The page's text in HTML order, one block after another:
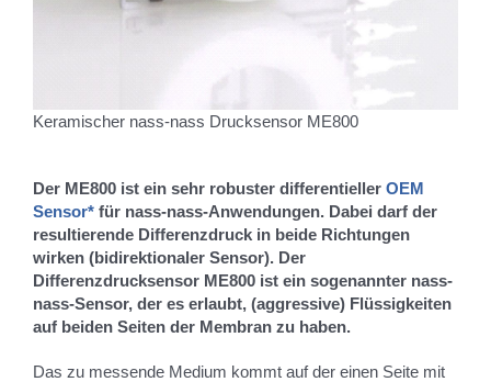
Keramischer nass-nass Drucksensor ME800
Der ME800 ist ein sehr robuster differentieller OEM
Sensor*für nass-nass-Anwendungen. Dabei darf der
resultierende Differenzdruck in beide Richtungen
wirken (bidirektionaler Sensor). Der
Differenzdrucksensor ME800 ist ein sogenannter nass-
nass-Sensor, der es erlaubt, (aggressive) Flüssigkeiten
auf beiden Seiten der Membran zu haben.
Das zu messende Medium kommt auf der einen Seite mit